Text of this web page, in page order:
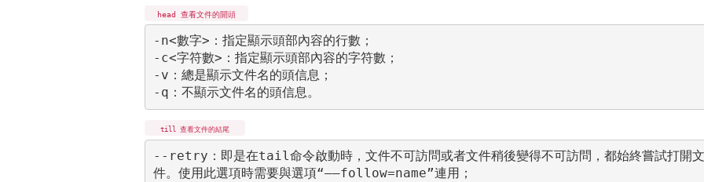
head 查看文件的開頭
-n<數字>：指定顯示頭部內容的行數；
-c<字符數>：指定顯示頭部內容的字符數；
-v：總是顯示文件名的頭信息；
till 查看文件的結尾
--retry：即是在tail命令啟動時，文件不可訪問或者文件稍後變得不可訪問，都始終嘗試打開文
件。使用此選項時需要與選項“——follow=name”連用；